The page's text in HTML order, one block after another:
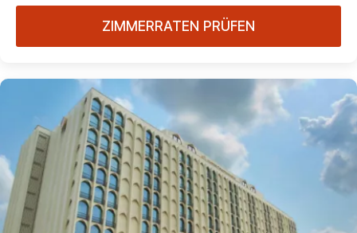
ZIMMERRATEN PRÜFEN